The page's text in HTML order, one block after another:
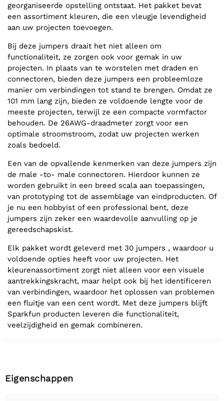
georganiseerde opstelling ontstaat. Het pakket bevat
een assortiment kleuren, die een vleugje levendigheid
aan uw projecten toevoegen.
Bij deze jumpers draait het niet alleen om
functionaliteit, ze zorgen ook voor gemak in uw
projecten. In plaats van te worstelen met draden en
connectoren, bieden deze jumpers een probleemloze
manier om verbindingen tot stand te brengen. Omdat ze
101 mm lang zijn, bieden ze voldoende lengte voor de
meeste projecten, terwijl ze een compacte vormfactor
behouden. De 26AWG-draadmeter zorgt voor een
optimale stroomstroom, zodat uw projecten werken
zoals bedoeld.
Een van de opvallende kenmerken van deze jumpers zijn
de male -to- male connectoren. Hierdoor kunnen ze
worden gebruikt in een breed scala aan toepassingen,
van prototyping tot de assemblage van eindproducten. Of
je nu een hobbyist of een professional bent, deze
jumpers zijn zeker een waardevolle aanvulling op je
gereedschapskist.
Elk pakket wordt geleverd met 30 jumpers , waardoor u
voldoende opties heeft voor uw projecten. Het
kleurenassortiment zorgt niet alleen voor een visuele
aantrekkingskracht, maar helpt ook bij het identificeren
van verbindingen, waardoor het oplossen van problemen
een fluitje van een cent wordt. Met deze jumpers blijft
Sparkfun producten leveren die functionaliteit,
veelzijdigheid en gemak combineren.
Eigenschappen